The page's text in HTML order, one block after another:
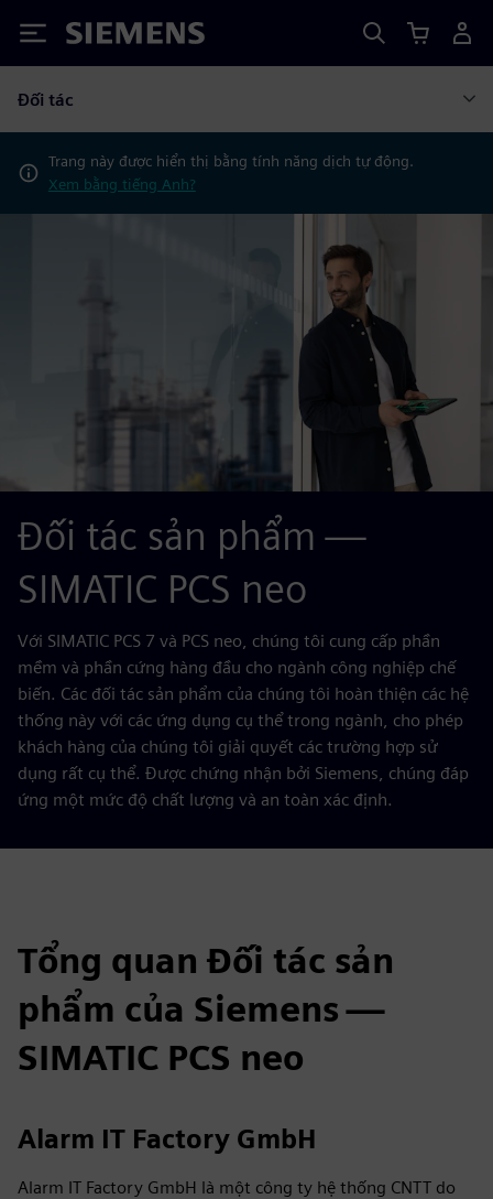
Siemens
Đối tác
Trang này được hiển thị bằng tính năng dịch tự động.
Xem bằng tiếng Anh?
Đối tác sản phẩm —
SIMATIC PCS neo
Với SIMATIC PCS 7 và PCS neo, chúng tôi cung cấp phần
mềm và phần cứng hàng đầu cho ngành công nghiệp chế
biến. Các đối tác sản phẩm của chúng tôi hoàn thiện các hệ
thống này với các ứng dụng cụ thể trong ngành, cho phép
khách hàng của chúng tôi giải quyết các trường hợp sử
dụng rất cụ thể. Được chứng nhận bởi Siemens, chúng đáp
ứng một mức độ chất lượng và an toàn xác định.
Tổng quan Đối tác sản
phẩm của Siemens —
SIMATIC PCS neo
Alarm IT Factory GmbH
Alarm IT Factory GmbH là một công ty hệ thống CNTT do